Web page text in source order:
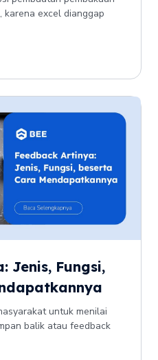
karena excel dianggap
Jenis, Fungsi,
untuk menilai
balik atau feedback